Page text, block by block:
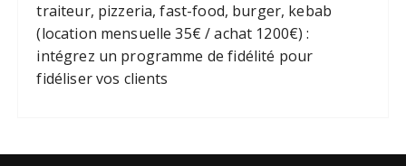
traiteur, pizzeria, fast-food, burger, kebab
(location mensuelle 35€ / achat 1200€) :
intégrez un programme de fidélité pour
fidéliser vos clients